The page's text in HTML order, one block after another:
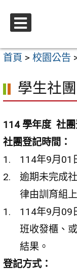
要
容
首頁 > 校園公告
學生社
114 學年度 社
社團登記時間：
114年9月01
逾期未完成
律由訓育組
114年9月09
班收發櫃、
結果。
登記方式：
選
單